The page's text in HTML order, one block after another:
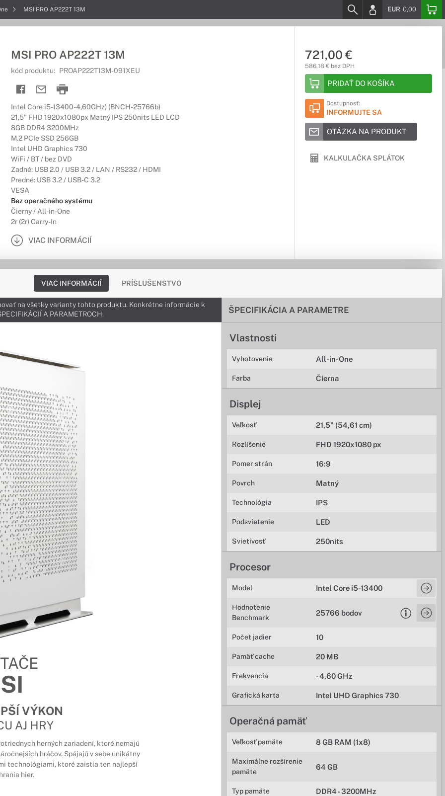
MSI PRO AP222T 13M EUR 0,00
MSI PRO AP222T 13M
kód produktu: PROAP222T13M-091XEU
Intel Core i5-13400-4,60GHz) (BNCH-25766b)
21,5" FHD 1920x1080px Matný IPS 250nits LED LCD
8GB DDR4 3200MHz
M.2 PCIe SSD 256GB
Intel UHD Graphics 730
WiFi / BT / bez DVD
Zadné: USB 2.0 / USB 3.2 / LAN / RS232 / HDMI
Predné: USB 3.2 / USB-C 3.2
VESA
Bez operačného systému
Čierny / All-in-One
2r (2r) Carry-In
VIAC INFORMÁCIÍ
721,00 €
586,18 € bez DPH
PRIDAŤ DO KOŠÍKA
Dostupnosť:
INFORMUJTE SA
OTÁZKA NA PRODUKT
KALKULAČKA SPLÁTOK
VIAC INFORMÁCIÍ PRÍSLUŠENSTVO
ŠPECIFIKÁCIA A PARAMETRE
Vlastnosti
Vyhotovenie All-in-One
Farba Čierna
Displej
Veľkosť 21,5" (54,61 cm)
Rozlíšenie FHD 1920x1080 px
Pomer strán 16:9
Povrch Matný
Technológia IPS
Podsvietenie LED
Svietivosť 250nits
Procesor
Model Intel Core i5-13400
Hodnotenie
Benchmark
25766 bodov
Počet jadier 10
Pamäť cache 20 MB
Frekvencia - 4,60 GHz
Grafická karta Intel UHD Graphics 730
Operačná pamäť
Veľkosť pamäte 8 GB RAM (1x8)
Maximálne rozšírenie
pamäte
64 GB
Typ pamäte DDR4 - 3200MHz
na všetky varianty tohto produktu. Konkrétne informácie k
A PARAMETROCH.
VÝKON
AJ HRY
herných zariadení, ktoré nemajú
hráčov. Spájajú v sebe unikátny
technológiami, ktoré zaistia ten najlepší
hier.